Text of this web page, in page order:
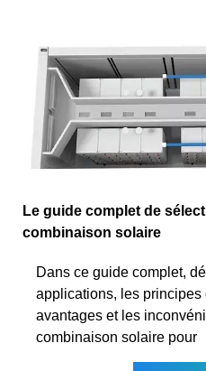
Le guide complet de
combinaison solaire
Dans ce guide complet,
applications, les principes
avantages et les
combinaison solaire pour